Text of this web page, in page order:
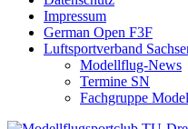
Impressum
German Open F3F
Luftsportverband
Modellflug-News
Termine SN
Fachgruppe